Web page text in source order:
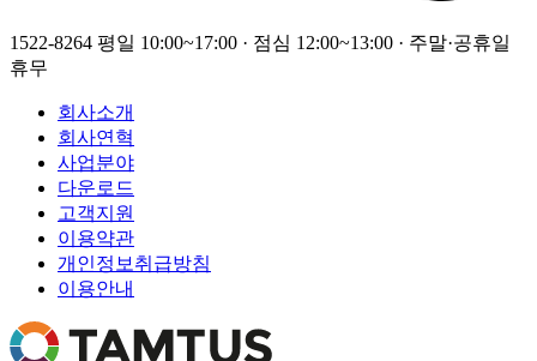
1522-8264 평일 10:00~17:00 · 점심 12:00~13:00 · 주말·공휴일
휴무
회사소개
회사연혁
사업분야
다운로드
고객지원
이용약관
개인정보취급방침
이용안내